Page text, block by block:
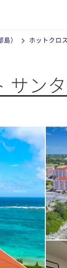
） ホットクロ
サン